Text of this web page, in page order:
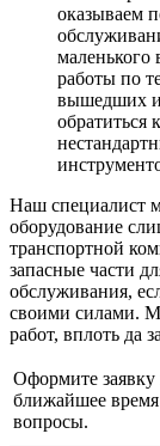
оказываем
маленького
работы по
вышедших
Наш специалист
оборудование
транспортной
запасные части
обслуживания,
своими силами.
работ, вплоть да
Оформите
ближайшее
вопросы.